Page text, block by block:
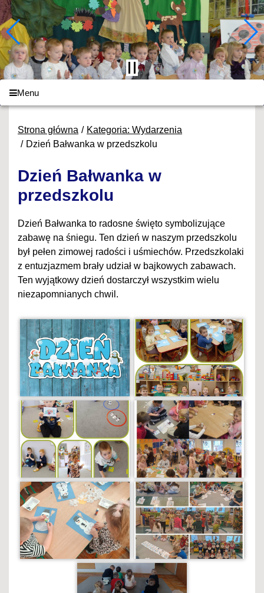
Menu
Strona główna
Kategoria: Wydarzenia
Dzień Bałwanka w przedszkolu
Dzień Bałwanka w
przedszkolu
Dzień Bałwanka to radosne święto symbolizujące
zabawę na śniegu. Ten dzień w naszym przedszkolu
był pełen zimowej radości i uśmiechów. Przedszkolaki
z entuzjazmem brały udział w bajkowych zabawach.
Ten wyjątkowy dzień dostarczył wszystkim wielu
niezapomnianych chwil.